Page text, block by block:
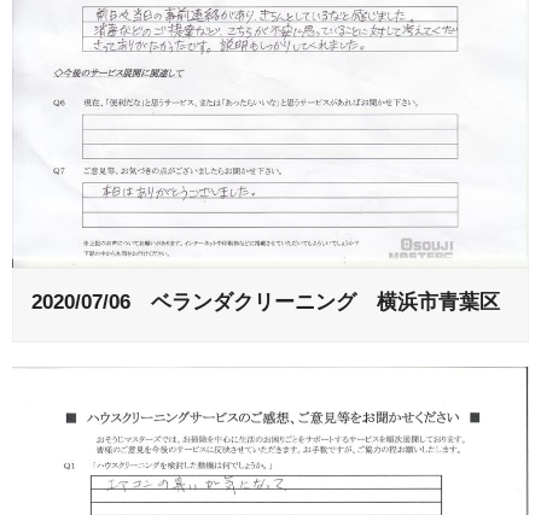
2020/07/06 ベランダクリーニング 横浜市青葉区